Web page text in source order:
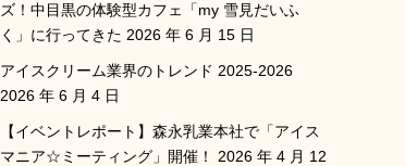
ズ！中目黒の体験型カフェ「my 雪見だいふ
く」に行ってきた 2026 年 6 月 15 日
アイスクリーム業界のトレンド 2025-2026
2026 年 6 月 4 日
【イベントレポート】森永乳業本社で「アイス
マニア☆ミーティング」開催！
2026 年 4 月 12